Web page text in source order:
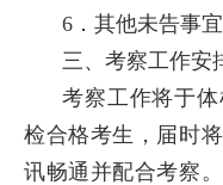
6．其他未告事
三、考察工作安
考察工作将于
检合格考生，届时
讯畅通并配合考察